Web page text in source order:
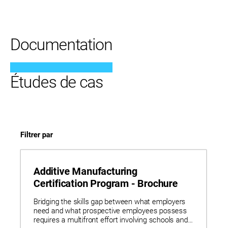
Documentation
Études de cas
Filtrer par
Additive Manufacturing
Certification Program - Brochure
Bridging the skills gap between what employers
need and what prospective employees possess
requires a multifront effort involving schools and